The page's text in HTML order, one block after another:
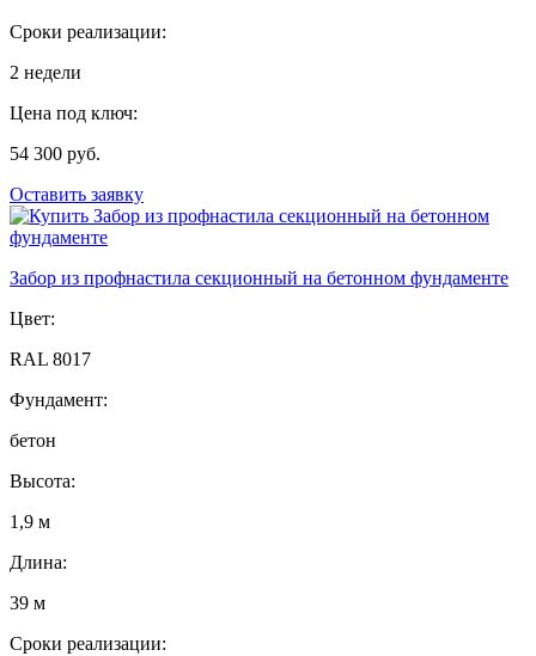
Сроки реализации:
2 недели
Цена под ключ:
54 300 руб.
Оставить заявку
Забор из профнастила секционный на бетонном фундаменте
Цвет:
RAL 8017
Фундамент:
бетон
Высота:
1,9 м
Длина:
39 м
Сроки реализации: